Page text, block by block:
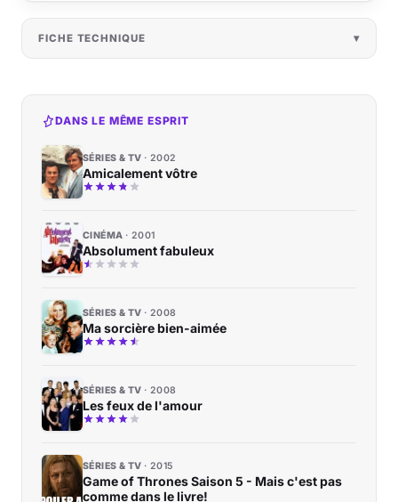
FICHE TECHNIQUE
DANS LE MÊME ESPRIT
SÉRIES & TV 2002
Amicalement vôtre
CINÉMA 2001
Absolument fabuleux
SÉRIES & TV 2008
Ma sorcière bien-aimée
SÉRIES & TV 2008
Les feux de l'amour
SÉRIES & TV 2015
Game of Thrones Saison 5 - Mais c'est pas
comme dans le livre!